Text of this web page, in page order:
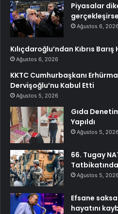
Piyasalar
Ağustos 6, 2026
Kılıçdaroğlu’ndan Kıbrıs
Ağustos 6, 2026
KKTC Cumhurbaşkanı
Dervişoğlu’nu Kabul Etti
Ağustos 5, 2026
Gıda
Yapıldı
Ağustos 5, 2026
66. Tugay
Ağustos 5, 2026
Efsane
hayatını